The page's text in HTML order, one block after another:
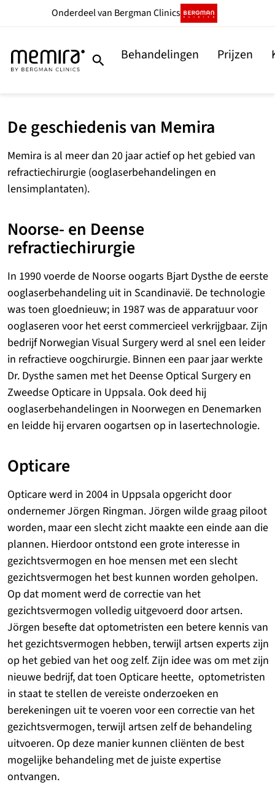
inhoud
Onderdeelvan Bergman Clinics
Behandelingen Prijzen
De geschiedenis van Memira
Memira is al meer dan 20 jaar actief op het gebied van
refractiechirurgie (ooglaserbehandelingen en
lensimplantaten).
Noorse- en Deense
refractiechirurgie
In 1990 voerde de Noorse oogarts Bjart Dysthe de eerste
ooglaserbehandeling uit in Scandinavië. De technologie
was toen gloednieuw; in 1987 was de apparatuur voor
ooglaseren voor het eerst commercieel verkrijgbaar. Zijn
bedrijf Norwegian Visual Surgery werd al snel een leider
in refractieve oogchirurgie. Binnen een paar jaar werkte
Dr. Dysthe samen met het Deense Optical Surgery en
Zweedse Opticare in Uppsala. Ook deed hij
ooglaserbehandelingen in Noorwegen en Denemarken
en leidde hij ervaren oogartsen op in lasertechnologie.
Opticare
Opticare werd in 2004 in Uppsala opgericht door
ondernemer Jörgen Ringman. Jörgen wilde graag piloot
worden, maar een slecht zicht maakte een einde aan die
plannen. Hierdoor ontstond een grote interesse in
gezichtsvermogen en hoe mensen met een slecht
gezichtsvermogen het best kunnen worden geholpen.
Op dat moment werd de correctie van het
gezichtsvermogen volledig uitgevoerd door artsen.
Jörgen besefte dat optometristen een betere kennis van
het gezichtsvermogen hebben, terwijl artsen experts zijn
op het gebied van het oog zelf. Zijn idee was om met zijn
nieuwe bedrijf, dat toen Opticare heette, optometristen
in staat te stellen de vereiste onderzoeken en
berekeningen uit te voeren voor een correctie van het
gezichtsvermogen, terwijl artsen zelf de behandeling
uitvoeren. Op deze manier kunnen cliënten de best
mogelijke behandeling met de juiste expertise
ontvangen.